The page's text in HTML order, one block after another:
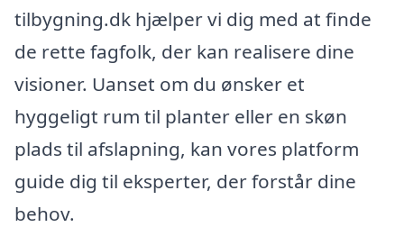
tilbygning.dk hjælper vi dig med at finde
de rette fagfolk, der kan realisere dine
visioner. Uanset om du ønsker et
hyggeligt rum til planter eller en skøn
plads til afslapning, kan vores platform
guide dig til eksperter, der forstår dine
behov.